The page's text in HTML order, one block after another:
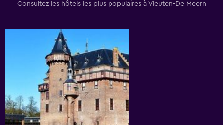
Consultez les hôtels les plus populaires à Vleuten-De Meern